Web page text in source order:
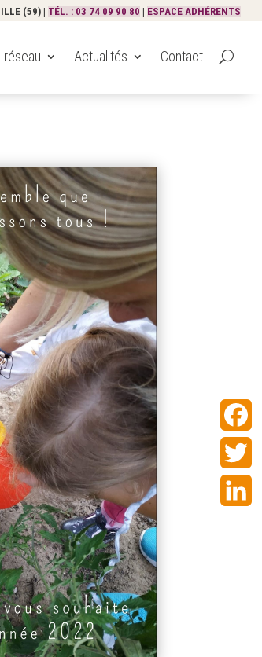
(59) | TÉL. : 03 74 09 90 80 | ESPACE ADHÉRENTS
réseau Actualités Contact
Twitter